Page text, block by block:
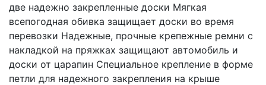
две надежно закрепленные доски Мягкая
всепогодная обивка защищает доски во время
перевозки Надежные, прочные крепежные ремни с
накладкой на пряжках защищают автомобиль и
доски от царапин Специальное крепление в форме
петли для надежного закрепления на крыше